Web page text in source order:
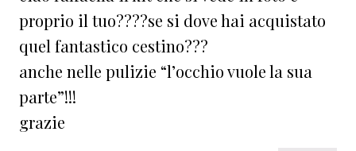
proprio il tuo????se si dove hai acquistato
quel fantastico cestino???
anche nelle pulizie “l’occhio vuole la sua
parte”!!!
grazie